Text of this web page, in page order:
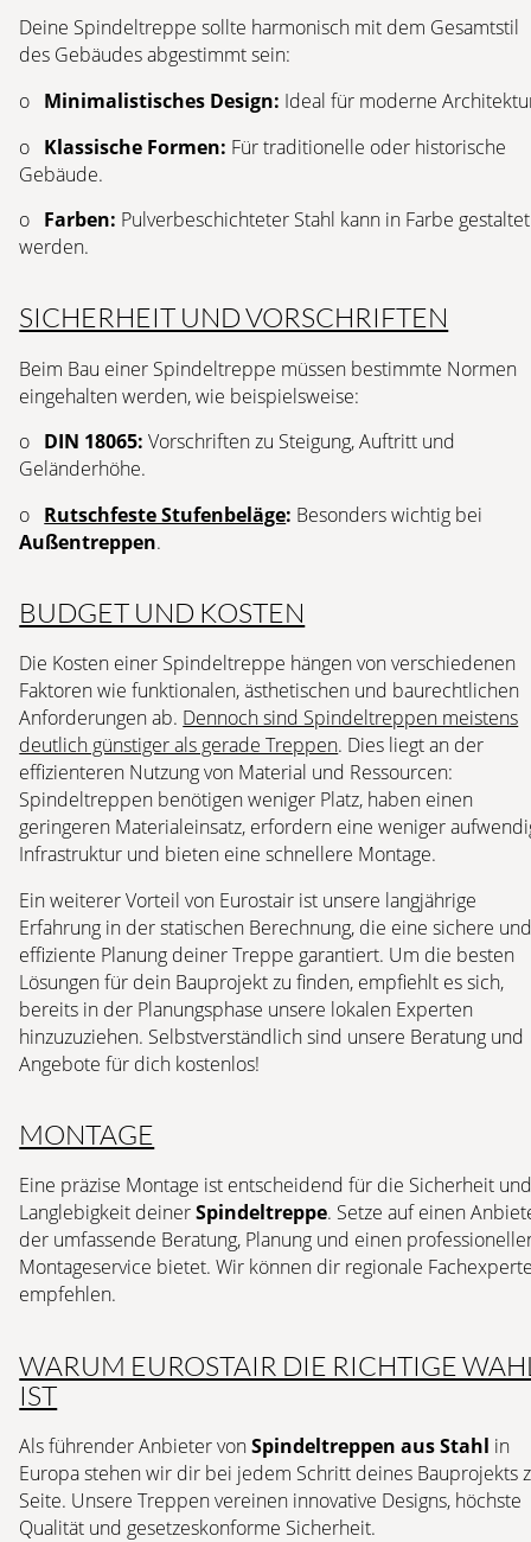
Deine Spindeltreppe sollte harmonisch mit dem Gesamtstil
des Gebäudes abgestimmt sein:
o Minimalistisches Design: Ideal für moderne
o Klassische Formen: Für traditionelle oder historische
Gebäude.
o Farben: Pulverbeschichteter Stahl kann in Farbe gestaltet
werden.
SICHERHEIT UND VORSCHRIFTEN
Beim Bau einer Spindeltreppe müssen bestimmte Normen
eingehalten werden, wie beispielsweise:
o DIN 18065: Vorschriften zu Steigung, Auftritt und
Geländerhöhe.
o Rutschfeste Stufenbeläge: Besonders wichtig bei
Außentreppen.
BUDGET UND KOSTEN
Die Kosten einer Spindeltreppe hängen von verschiedenen
Faktoren wie funktionalen, ästhetischen und baurechtlichen
Anforderungen ab. Dennoch sind Spindeltreppen meistens
deutlich günstiger als gerade Treppen. Dies liegt an der
effizienteren Nutzung von Material und Ressourcen:
Spindeltreppen benötigen weniger Platz, haben einen
geringeren Materialeinsatz, erfordern eine weniger
Infrastruktur und bieten eine schnellere Montage.
Ein weiterer Vorteil von Eurostair ist unsere langjährige
Erfahrung in der statischen Berechnung, die eine sichere
effiziente Planung deiner Treppe garantiert. Um die besten
Lösungen für dein Bauprojekt zu finden, empfiehlt es sich,
bereits in der Planungsphase unsere lokalen Experten
hinzuzuziehen. Selbstverständlich sind unsere Beratung und
Angebote für dich kostenlos!
MONTAGE
Eine präzise Montage ist entscheidend für die Sicherheit
Langlebigkeit deinerSpindeltreppe. Setze auf einen
der umfassende Beratung, Planung und einen
Montageservice bietet. Wir können dir regionale
empfehlen.
WARUM EUROSTAIR DIE RICHTIGE
IST
Als führender Anbieter vonSpindeltreppen aus Stahl in
Europa stehen wir dir bei jedem Schritt deines Bauprojekts
Seite. Unsere Treppen vereinen innovative Designs, höchste
Qualität und gesetzeskonforme Sicherheit.